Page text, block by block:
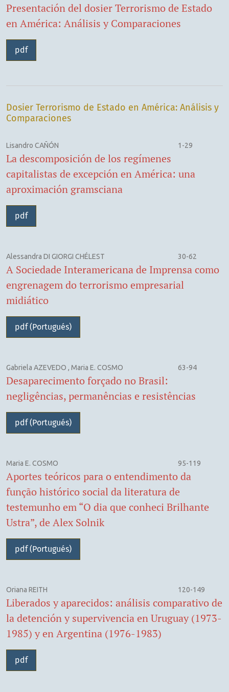
Presentación del dosier Terrorismo de Estado
en América: Análisis y Comparaciones
pdf
Dosier Terrorismo de Estado en América: Análisis y
Comparaciones
Lisandro CAÑÓN 1-29
La descomposición de los regímenes
capitalistas de excepción en América: una
aproximación gramsciana
pdf
Alessandra DI GIORGI CHÉLEST 30-62
A Sociedade Interamericana de Imprensa como
engrenagem do terrorismo empresarial
midiático
pdf (Portugués)
Gabriela AZEVEDO , Maria E. COSMO 63-94
Desaparecimento forçado no Brasil:
negligências, permanências e resistências
pdf (Portugués)
Maria E. COSMO 95-119
Aportes teóricos para o entendimento da
função histórico social da literatura de
testemunho em “O dia que conheci Brilhante
Ustra”, de Alex Solnik
pdf (Portugués)
Oriana REITH 120-149
Liberados y aparecidos: análisis comparativo de
la detención y supervivencia en Uruguay (1973-
1985) y en Argentina (1976-1983)
pdf